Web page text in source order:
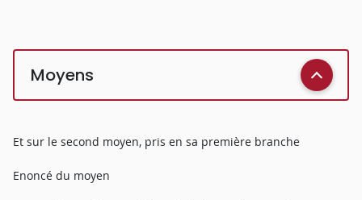
Moyens
Et sur le second moyen, pris en sa première branche
Enoncé du moyen